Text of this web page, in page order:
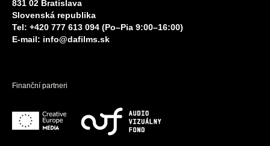
831 02 Bratislava
Slovenská republika
Tel: +420 777 613 094 (Po–Pia 9:00–16:00)
E-mail: info@dafilms.sk
Finanční partneri